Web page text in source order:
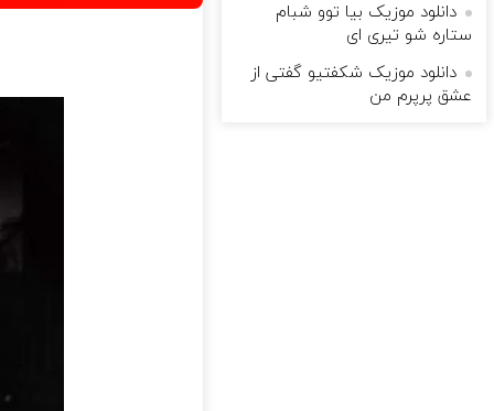
دانلود موزیک بیا توو شبام
ستاره شو تیری ای
دانلود موزیک شکفتیو گفتی از
عشق پرپرم من